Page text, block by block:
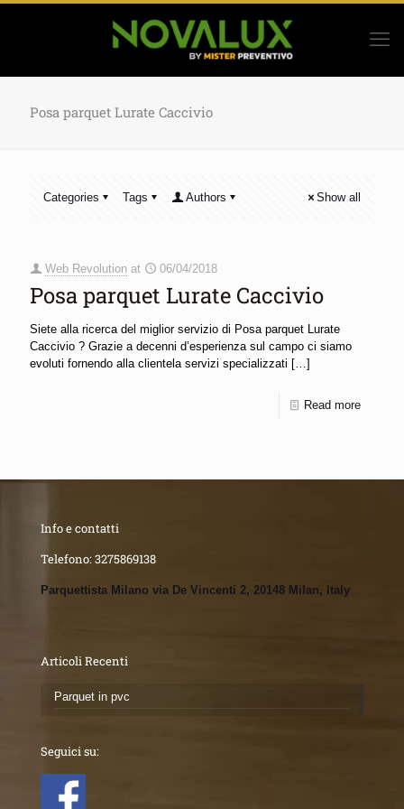
Posa parquet Lurate Caccivio
Categories Tags Authors Show all
Web Revolution at 06/04/2018
Posa parquet Lurate Caccivio
Siete alla ricerca del miglior servizio di Posa parquet Lurate
Caccivio ? Grazie a decenni d’esperienza sul campo ci siamo
evoluti fornendo alla clientela servizi specializzati […]
Read more
Info e contatti
Telefono:3275869138
Parquettista Milano via De Vincenti 2, 20148 Milan, Italy
Articoli Recenti
Parquet in pvc
Seguici su: